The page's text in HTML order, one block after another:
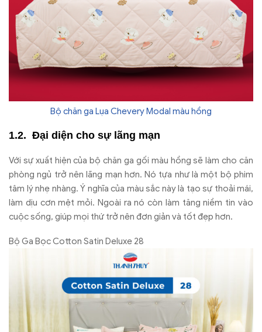
Bộ chăn ga Lụa Chevery Modal màu hồng
Đại diện cho sự lãng mạn
Với sự xuất hiện của bộ chăn ga gối màu hồng sẽ làm cho căn
phòng ngủ trở nên lãng mạn hơn. Nó tựa như là một bộ phim
tâm lý nhẹ nhàng. Ý nghĩa của màu sắc này là tạo sự thoải mái,
làm dịu cơn mệt mỏi. Ngoài ra nó còn làm tăng niềm tin vào
cuộc sống, giúp mọi thứ trở nên đơn giản và tốt đẹp hơn.
Bộ Ga Bọc Cotton Satin Deluxe 28